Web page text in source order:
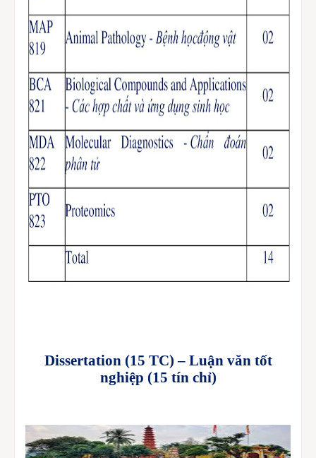
Dissertation(15 TC) – Luận văn tốt
nghiệp (15 tín chỉ)